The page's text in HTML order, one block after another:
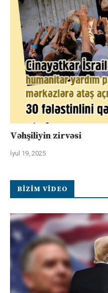
Vəhşiliyin zirvəsi
İyul 19, 2025
BIZIM VIDEO